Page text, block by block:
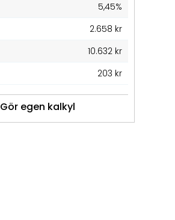
5,45%
2.658 kr
10.632 kr
203 kr
Gör egen kalkyl